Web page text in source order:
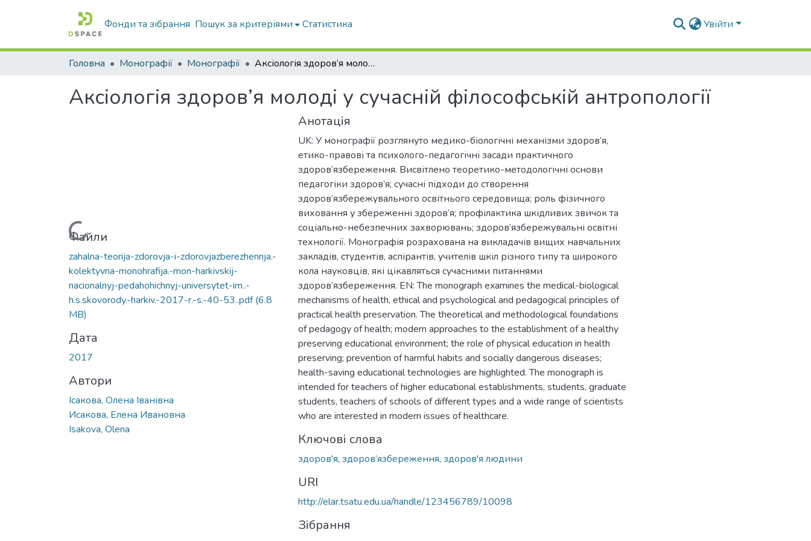
Фонди та зібрання Пошук за критеріями Статистика Увійти
Головна Монографії Монографії Аксіологія здоров’я молоді у сучасній філософській антропології
Аксіологія здоров’я молоді у сучасній філософській антропології
Вантажиться...
Файли
zahalna-teorija-zdorovja-i-zdorovjazberezhennja.-
kolektyvna-monohrafija.-mon-harkivskij-
nacionalnyj-pedahohichnyj-universytet-im..-
h.s.skovorody.-harkiv.-2017-r.-s.-40-53..pdf(6.8
MB)
Дата
2017
Автори
Ісакова, Олена Іванівна
Исакова, Елена Ивановна
Isakova, Olena
Анотація
UK: У монографії розглянуто медико-біологічні механізми здоров’я,
етико-правові та психолого-педагогічні засади практичного
здоров’язбереження. Висвітлено теоретико-методологічні основи
педагогіки здоров’я; сучасні підходи до створення
здоров’язбережувального освітнього середовища; роль фізичного
виховання у збереженні здоров’я; профілактика шкідливих звичок та
соціально-небезпечних захворювань; здоров’язбережувальні освітні
технології. Монографія розрахована на викладачів вищих навчальних
закладів, студентів, аспірантів, учителів шкіл різного типу та широкого
кола науковців, які цікавляться сучасними питаннями
здоров’язбереження. EN: The monograph examines the medical-biological
mechanisms of health, ethical and psychological and pedagogical principles of
practical health preservation. The theoretical and methodological foundations
of pedagogy of health; modern approaches to the establishment of a healthy
preserving educational environment; the role of physical education in health
preserving; prevention of harmful habits and socially dangerous diseases;
health-saving educational technologies are highlighted. The monograph is
intended for teachers of higher educational establishments, students, graduate
students, teachers of schools of different types and a wide range of scientists
who are interested in modern issues of healthcare.
Ключові слова
здоров'я, здоров’язбереження, здоров'я людини
URI
http://elar.tsatu.edu.ua/handle/123456789/10098
Зібрання